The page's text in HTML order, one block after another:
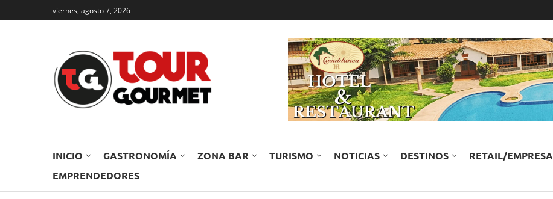
viernes, agosto 7, 2026
INICIO GASTRONOMÍA ZONA BAR TURISMO NOTICIAS DESTINOS RETAIL/EMPRESA
EMPRENDEDORES